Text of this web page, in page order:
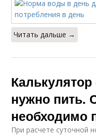
Читать дальше →
нужно пить.
необходимо
При расчете суточной